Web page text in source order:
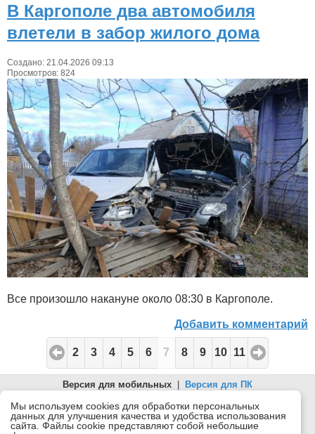
В Каргополе два автомобиля
влетели в забор жилого дома
Создано: 21.04.2026 09:13
Просмотров: 824
Все произошло накануне около 08:30 в Каргополе.
Добавить комментарий
2 3 4 5 6 7 8 9 10 11
Версия для мобильных
Версия для ПК
© 2026 Беломорканал Северодвинск tv29.ru
Joomla!is Free Software released under the GNU General Public
License.
Мы используем cookies для обработки персональных
данных для улучшения качества и удобства использования
сайта. Файлы cookie представляют собой небольшие